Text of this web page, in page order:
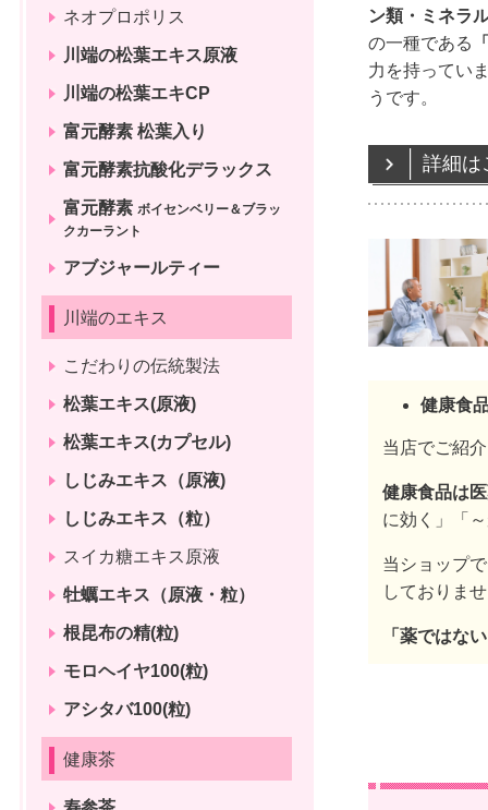
ン類・ミネラ
の一種である
力を持ってい
うです。
詳細は
健康食
当店でご紹
健康食品は
に効く」「
当ショップ
しておりま
「薬ではな
ネオプロポリス
川端の松葉エキス原液
川端の松葉エキCP
富元酵素 松葉入り
富元酵素抗酸化デラックス
富元酵素 ボイセンベリー＆ブラッ
クカーラント
アブジャールティー
川端のエキス
こだわりの伝統製法
松葉エキス(原液)
松葉エキス(カプセル)
しじみエキス（原液)
しじみエキス（粒）
スイカ糖エキス原液
牡蠣エキス（原液・粒）
根昆布の精(粒)
モロヘイヤ100(粒)
アシタバ100(粒)
健康茶